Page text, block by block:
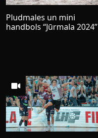
Pludmales un mini
handbols “Jūrmala 2024”